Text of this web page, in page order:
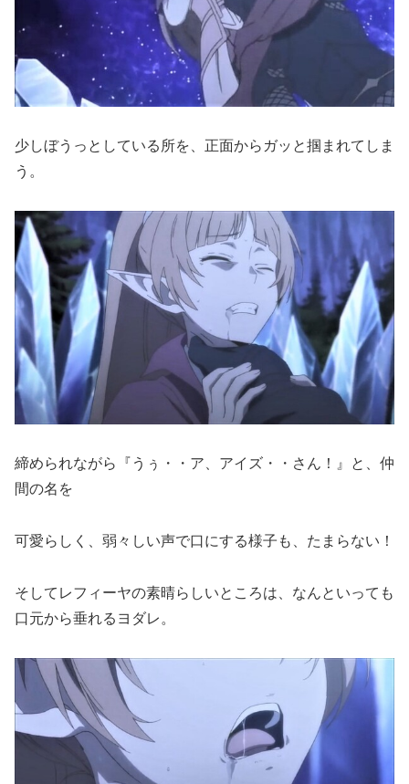
少しぼうっとしている所を、正面からガッと掴まれてしま
う。
締められながら『うぅ・・ア、アイズ・・さん！』と、仲
間の名を
可愛らしく、弱々しい声で口にする様子も、たまらない！
そしてレフィーヤの素晴らしいところは、なんといっても
口元から垂れるヨダレ。